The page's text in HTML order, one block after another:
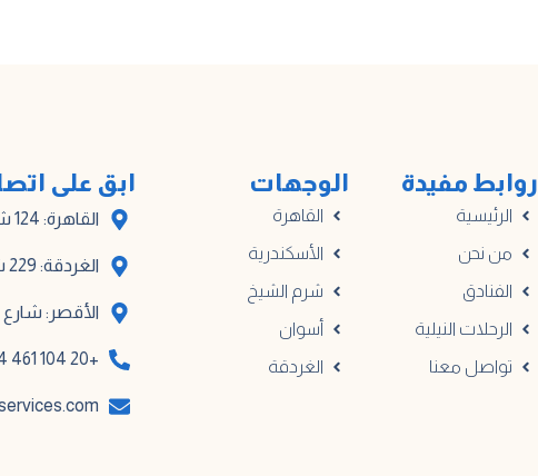
روابط مفيدة
الرئيسية
من نحن
الفنادق
الرحلات النيلية
تواصل معنا
الوجهات
القاهرة
الأسكندرية
شرم الشيخ
أسوان
الغردقة
ابق على
القاهرة: 124 شارع أدهم، المبنى أ
الغردقة: 229 شارع مترو الكوثر
الأقصر: شارع
+20 104 461 0914